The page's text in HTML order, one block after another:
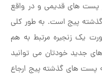
پست های قدیمی و در واقع
پیج است. به طور کلی
یک زنجیره مرتبط به هم
جدید خودتان می توانید
پست های گذشته پیج ارجاع